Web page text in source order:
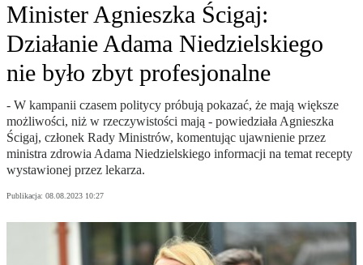
Minister Agnieszka Ścigaj:
Działanie Adama Niedzielskiego
nie było zbyt profesjonalne
- W kampanii czasem politycy próbują pokazać, że mają większe
możliwości, niż w rzeczywistości mają - powiedziała Agnieszka
Ścigaj, członek Rady Ministrów, komentując ujawnienie przez
ministra zdrowia Adama Niedzielskiego informacji na temat recepty
wystawionej przez lekarza.
Publikacja: 08.08.2023 10:27